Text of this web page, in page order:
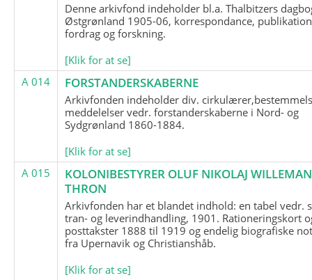
Denne arkivfond indeholder bl.a. Thalbitzers
Østgrønland 1905-06, korrespondance,
fordrag og forskning.
[Klik for at se]
A 014
FORSTANDERSKABERNE
Arkivfonden indeholder div.
meddelelser vedr. forstanderskaberne i Nord- og
Sydgrønland 1860-1884.
[Klik for at se]
A 015
KOLONIBESTYRER OLUF NIKOLAJ
THRON
Arkivfonden har et blandet indhold: en tabel vedr.
tran- og leverindhandling, 1901. Rationeringskort
posttakster 1888 til 1919 og endelig biografiske
fra Upernavik og Christianshåb.
[Klik for at se]